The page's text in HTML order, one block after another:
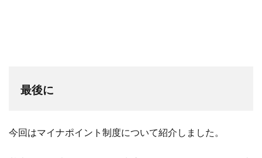
最後に
今回はマイナポイント制度について紹介しました。